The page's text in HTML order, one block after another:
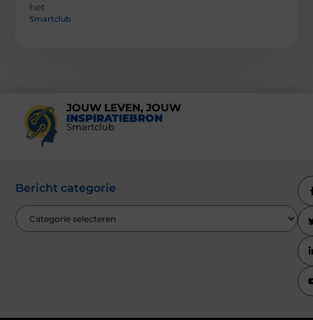
het
Smartclub
JOUW LEVEN, JOUW
INSPIRATIEBRON
Smartclub
Bericht categorie